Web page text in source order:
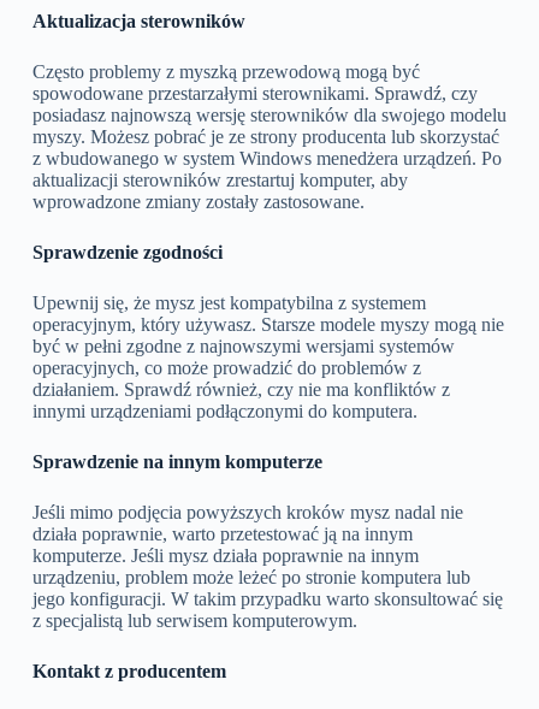
Aktualizacja sterowników
Często problemy z myszką przewodową mogą być
spowodowane przestarzałymi sterownikami. Sprawdź, czy
posiadasz najnowszą wersję sterowników dla swojego modelu
myszy. Możesz pobrać je ze strony producenta lub skorzystać
z wbudowanego w system Windows menedżera urządzeń. Po
aktualizacji sterowników zrestartuj komputer, aby
wprowadzone zmiany zostały zastosowane.
Sprawdzenie zgodności
Upewnij się, że mysz jest kompatybilna z systemem
operacyjnym, który używasz. Starsze modele myszy mogą nie
być w pełni zgodne z najnowszymi wersjami systemów
operacyjnych, co może prowadzić do problemów z
działaniem. Sprawdź również, czy nie ma konfliktów z
innymi urządzeniami podłączonymi do komputera.
Sprawdzenie na innym komputerze
Jeśli mimo podjęcia powyższych kroków mysz nadal nie
działa poprawnie, warto przetestować ją na innym
komputerze. Jeśli mysz działa poprawnie na innym
urządzeniu, problem może leżeć po stronie komputera lub
jego konfiguracji. W takim przypadku warto skonsultować się
z specjalistą lub serwisem komputerowym.
Kontakt z producentem